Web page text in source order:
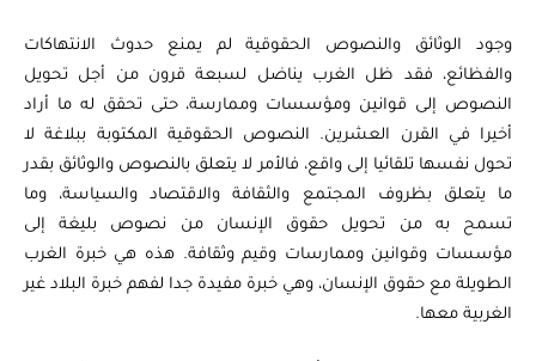
وجود الوثائق والنصوص الحقوقية لم يمنع حدوث الانتهاكات
والفظائع، فقد ظل الغرب يناضل لسبعة قرون من أجل تحويل
النصوص إلى قوانين ومؤسسات وممارسة، حتى تحقق له ما أراد
أخيرا في القرن العشرين. النصوص الحقوقية المكتوبة ببلاغة لا
تحول نفسها تلقائيا إلى واقع، فالأمر لا يتعلق بالنصوص والوثائق بقدر
ما يتعلق بظروف المجتمع والثقافة والاقتصاد والسياسة، وما
تسمح به من تحويل حقوق الإنسان من نصوص بليغة إلى
مؤسسات وقوانين وممارسات وقيم وثقافة. هذه هي خبرة الغرب
الطويلة مع حقوق الإنسان، وهي خبرة مفيدة جدا لفهم خبرة البلاد غير
الغربية معها.